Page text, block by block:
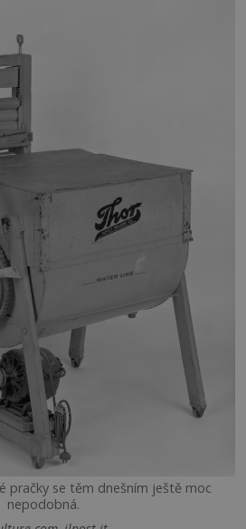
pračky se těm dnešním ještě moc
nepodobná.